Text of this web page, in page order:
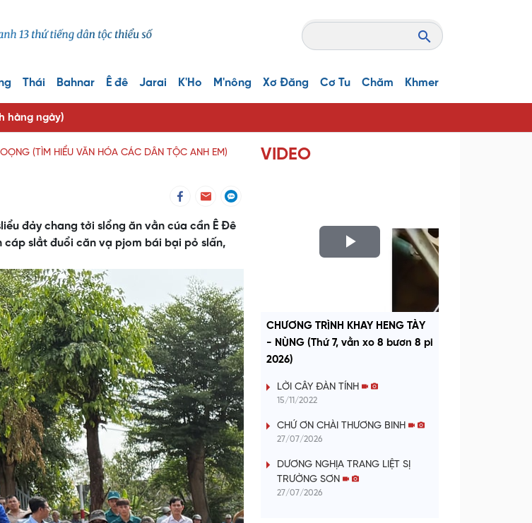
Thái Bahnar Ê đê Jarai K'Ho M'nông Xơ Đăng Cơ Tu Chăm Khmer
hàng ngày)
(TÌM HIỂU VĂN HÓA CÁC DÂN TỘC ANH EM)
đảy chang tởi slổng ăn vằn cúa cần Ê Đê
cáp slẳt đuổi căn vạ pjom bái bại pỏ slấn,
VIDEO
P
a
y
V
i
e
CHƯƠNG TRÌNH KHAY HENG TÀY
- NÙNG (Thứ 7, vằn xo 8 bươn 8 pi
2026)
LỜI CÂY ĐÀN TÍNH
15/11/2022
CHỨ ƠN CHÀI THƯƠNG BINH
27/07/2026
DƯƠNG NGHỊA TRANG LIỆT SỊ
TRƯỜNG SƠN
27/07/2026